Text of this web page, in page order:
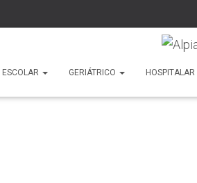
ESCOLAR GERIÁTRICO HOSPITALAR